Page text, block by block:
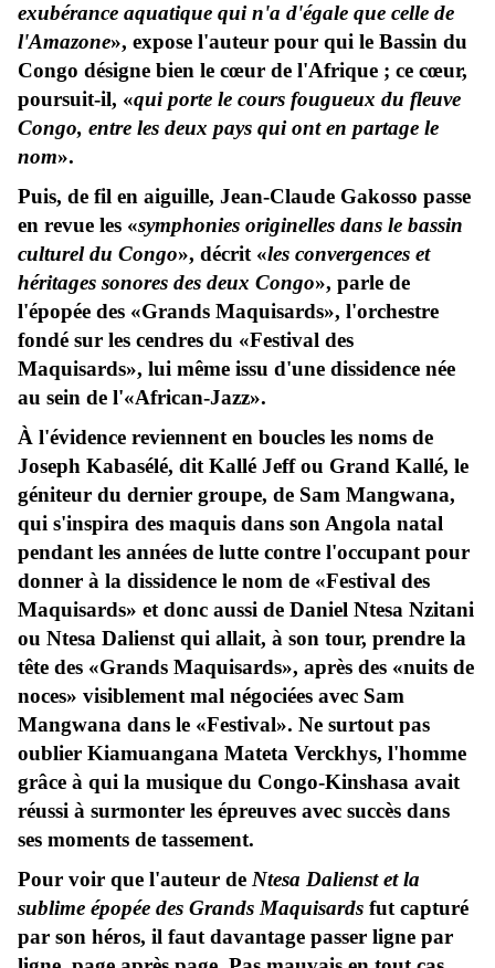
exubérance aquatique qui n'a d'égale que celle de
l'Amazone», expose l'auteur pour qui le Bassin du
Congo désigne bien le cœur de l'Afrique ; ce cœur,
poursuit-il, «qui porte le cours fougueux du fleuve
Congo, entre les deux pays qui ont en partage le
nom».
Puis, de fil en aiguille, Jean-Claude Gakosso passe
en revue les «symphonies originelles dans le bassin
culturel du Congo», décrit «les convergences et
héritages sonores des deux Congo», parle de
l'épopée des «Grands Maquisards», l'orchestre
fondé sur les cendres du «Festival des
Maquisards», lui même issu d'une dissidence née
au sein de l'«African-Jazz».
À l'évidence reviennent en boucles les noms de
Joseph Kabasélé, dit Kallé Jeff ou Grand Kallé, le
géniteur du dernier groupe, de Sam Mangwana,
qui s'inspira des maquis dans son Angola natal
pendant les années de lutte contre l'occupant pour
donner à la dissidence le nom de «Festival des
Maquisards» et donc aussi de Daniel Ntesa Nzitani
ou Ntesa Dalienst qui allait, à son tour, prendre la
tête des «Grands Maquisards», après des «nuits de
noces» visiblement mal négociées avec Sam
Mangwana dans le «Festival». Ne surtout pas
oublier Kiamuangana Mateta Verckhys, l'homme
grâce à qui la musique du Congo-Kinshasa avait
réussi à surmonter les épreuves avec succès dans
ses moments de tassement.
Pour voir que l'auteur de Ntesa Dalienst et la
sublime épopée des Grands Maquisards fut capturé
par son héros, il faut davantage passer ligne par